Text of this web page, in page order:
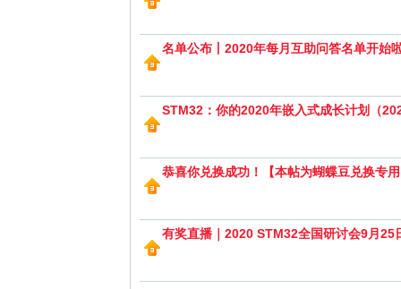
名单公布丨2020年每月互助问答名单开始
STM32：你的2020年嵌入式成长计划（
恭喜你兑换成功！【本帖为蝴蝶豆兑换专
有奖直播｜2020 STM32全国研讨会9月25